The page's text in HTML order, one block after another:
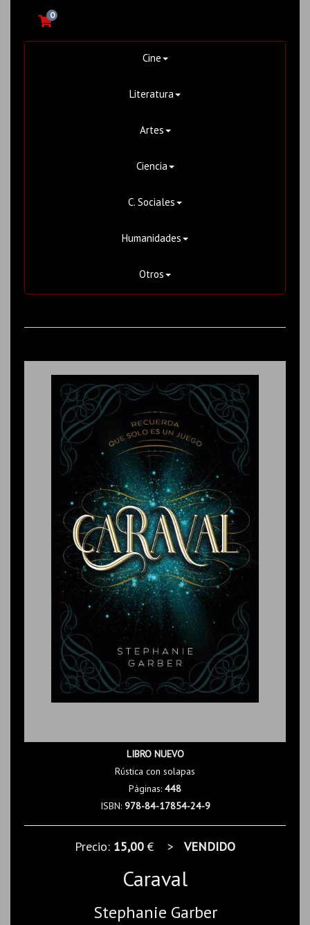
0
Cine
Literatura
Artes
Ciencia
C. Sociales
Humanidades
Otros
LIBRO NUEVO
Rústica con solapas
Páginas: 448
ISBN: 978-84-17854-24-9
Precio: 15,00€ > VENDIDO
Caraval
Stephanie Garber